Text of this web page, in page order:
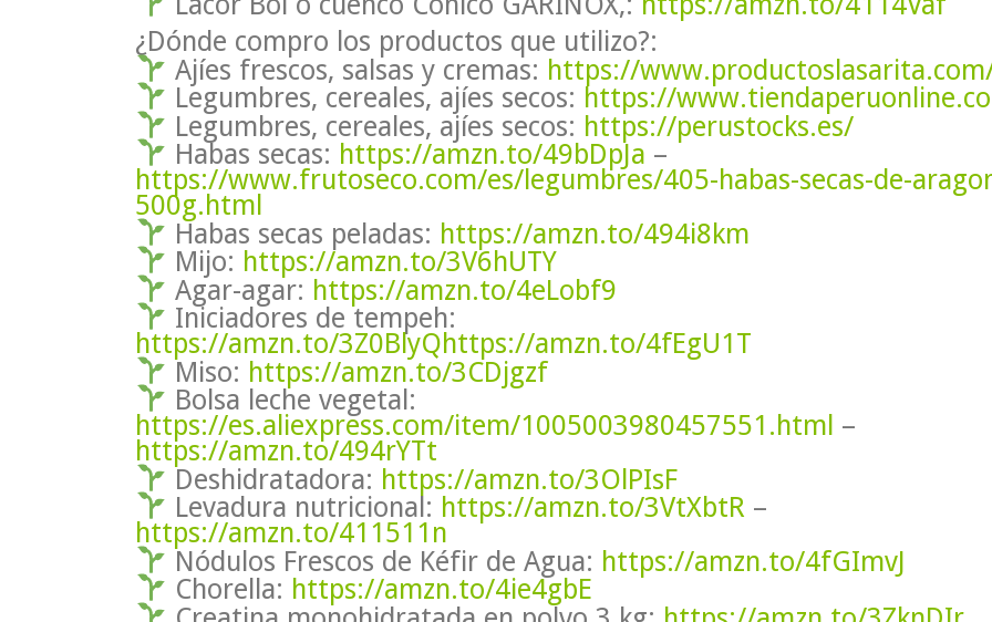
¿Dónde compro los productos que utilizo?:
Ajíes frescos, salsas y cremas: https://
Legumbres, cereales, ajíes secos: https://
Legumbres, cereales, ajíes secos: https://perustocks.es/
Habas secas: https://amzn.to/49bDpJa –
https://www.frutoseco.com/es/legumbres/405-habas-secas-de-
500g.html
Habas secas peladas: https://amzn.to/494i8km
Mijo: https://amzn.to/3V6hUTY
Agar-agar: https://amzn.to/4eLobf9
Iniciadores de tempeh:
https://amzn.to/3Z0BlyQhttps://amzn.to/4fEgU1T
Miso: https://amzn.to/3CDjgzf
Bolsa leche vegetal:
https://es.aliexpress.com/item/1005003980457551.html –
https://amzn.to/494rYTt
Deshidratadora: https://amzn.to/3OlPIsF
Levadura nutricional: https://amzn.to/3VtXbtR–
https://amzn.to/411511n
Nódulos Frescos de Kéfir de Agua: https://amzn.to/4fGImvJ
Chorella: https://amzn.to/4ie4gbE